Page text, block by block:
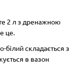
2 л з дренажною
це.
білий складається з
в вазон